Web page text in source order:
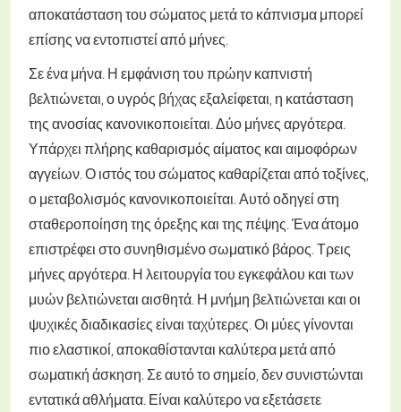
αποκατάσταση του σώματος μετά το κάπνισμα μπορεί
επίσης να εντοπιστεί από μήνες.
Σε ένα μήνα. Η εμφάνιση του πρώην καπνιστή
βελτιώνεται, ο υγρός βήχας εξαλείφεται, η κατάσταση
της ανοσίας κανονικοποιείται.Δύο μήνες αργότερα.
Υπάρχει πλήρης καθαρισμός αίματος και αιμοφόρων
αγγείων. Ο ιστός του σώματος καθαρίζεται από τοξίνες,
ο μεταβολισμός κανονικοποιείται. Αυτό οδηγεί στη
σταθεροποίηση της όρεξης και της πέψης. Ένα άτομο
επιστρέφει στο συνηθισμένο σωματικό βάρος.Τρεις
μήνες αργότερα. Η λειτουργία του εγκεφάλου και των
μυών βελτιώνεται αισθητά. Η μνήμη βελτιώνεται και οι
ψυχικές διαδικασίες είναι ταχύτερες. Οι μύες γίνονται
πιο ελαστικοί, αποκαθίστανται καλύτερα μετά από
σωματική άσκηση. Σε αυτό το σημείο, δεν συνιστώνται
εντατικά αθλήματα. Είναι καλύτερο να εξετάσετε